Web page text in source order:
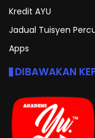
Kredit AYU
Jadual Tuisyen
Apps
DIBAWAKAN